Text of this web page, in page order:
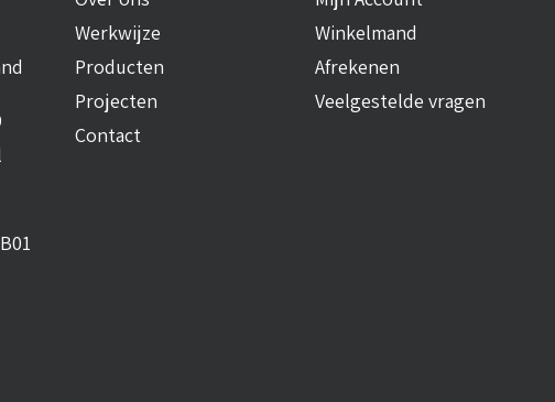
Werkwijze
Producten
Projecten
Contact
Winkelmand
Afrekenen
Veelgestelde vragen